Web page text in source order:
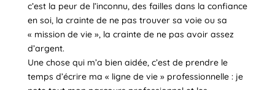
c’est la peur de l’inconnu, des failles dans la confiance
en soi, la crainte de ne pas trouver sa voie ou sa
« mission de vie », la crainte de ne pas avoir assez
d’argent.
Une chose qui m’a bien aidée, c’est de prendre le
temps d’écrire ma « ligne de vie » professionnelle : je